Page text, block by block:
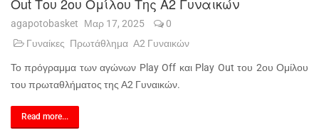
agapotobasket Μαρ 17, 2025
0
Γυναίκες Πρωτάθλημα Α2 Γυναικών
Το πρόγραμμα των αγώνων Play Off και Play Out του 2ου Ομίλου
του πρωταθλήματος της Α2 Γυναικών.
Read more...